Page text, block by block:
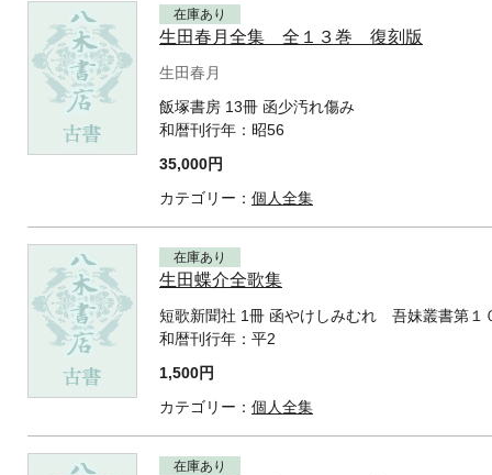
在庫あり
生田春月全集 全１３巻 復刻版
生田春月
飯塚書房 13冊 函少汚れ傷み
和暦刊行年： 昭56
35,000円
カテゴリー： 個人全集
在庫あり
生田蝶介全歌集
短歌新聞社 1冊 函やけしみむれ 吾妹叢書第１
和暦刊行年： 平2
1,500円
カテゴリー： 個人全集
在庫あり